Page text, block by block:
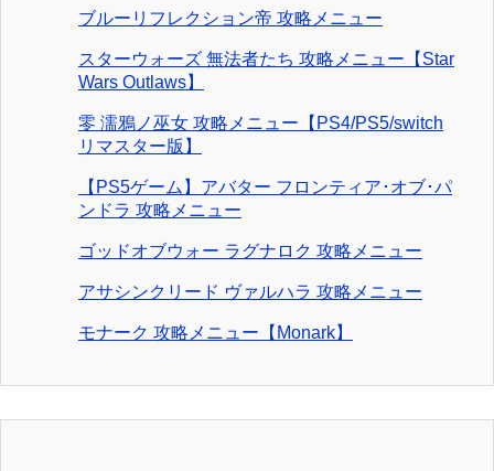
ブルーリフレクション帝 攻略メニュー
スターウォーズ 無法者たち 攻略メニュー【Star
Wars Outlaws】
零 濡鴉ノ巫女 攻略メニュー【PS4/PS5/switch
リマスター版】
【PS5ゲーム】アバター フロンティア･オブ･パ
ンドラ 攻略メニュー
ゴッドオブウォー ラグナロク 攻略メニュー
アサシンクリード ヴァルハラ 攻略メニュー
モナーク 攻略メニュー【Monark】